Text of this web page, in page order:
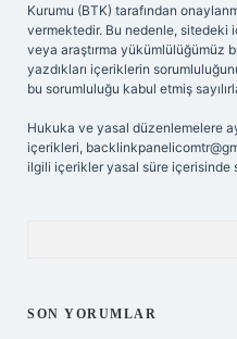
Kurumu (BTK) tarafından
vermektedir. Bu nedenle,
veya araştırma yükümlülüğümüz
yazdıkları içeriklerin
bu sorumluluğu kabul etmiş
Hukuka ve yasal düzenlemelere
içerikleri,
ilgili içerikler yasal süre içerisinde
SON YORUMLAR